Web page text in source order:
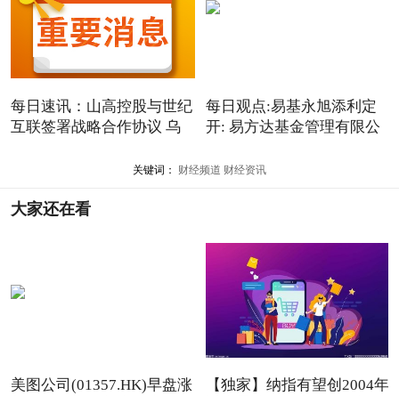
每日速讯：山高控股与世纪
互联签署战略合作协议 乌
每日观点:易基永旭添利定
开: 易方达基金管理有限公
关键词： 财经频道 财经资讯
大家还在看
美图公司(01357.HK)早盘涨
【独家】纳指有望创2004年